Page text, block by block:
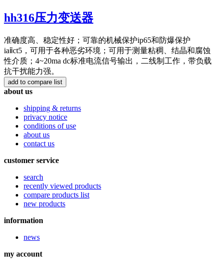
hh316压力变送器
准确度高、稳定性好；可靠的机械保护ip65和防爆保护
iaⅱct5，可用于各种恶劣环境；可用于测量粘稠、结晶和腐蚀
性介质；4~20ma dc标准电流信号输出，二线制工作，带负载
抗干扰能力强。
about us
shipping & returns
privacy notice
conditions of use
about us
contact us
customer service
search
recently viewed products
compare products list
new products
information
news
my account